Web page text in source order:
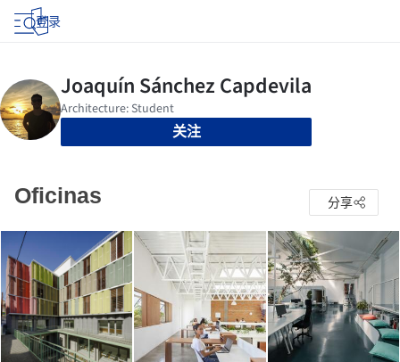
登录
关注
Oficinas 分享